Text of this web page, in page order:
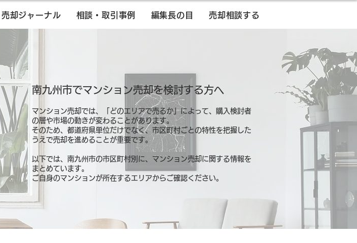
売却ジャーナル 相談・取引事例 編集長の目 売却相談する
南九州市でマンション売却を検討する方へ
マンション売却では、「どのエリアで売るか」によって、購入検討者
の層や市場の動きが変わることがあります。
そのため、都道府県単位だけでなく、市区町村ごとの特性を把握した
うえで売却を進めることが重要です。
以下では、南九州市の市区町村別に、マンション売却に関する情報を
まとめています。
ご自身のマンションが所在するエリアからご確認ください。